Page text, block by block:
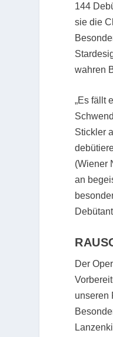
144
sie die
wahren
„Es fällt
Stickler
(Wiener
an
Der
unseren